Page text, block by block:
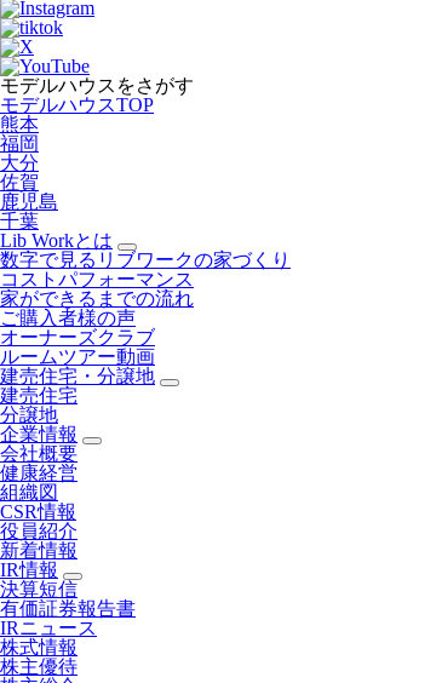
モデルハウスをさがす
モデルハウスTOP
熊本
福岡
大分
佐賀
鹿児島
千葉
Lib Workとは
数字で見るリブワークの家づくり
コストパフォーマンス
家ができるまでの流れ
ご購入者様の声
オーナーズクラブ
ルームツアー動画
建売住宅・分譲地
建売住宅
分譲地
企業情報
会社概要
健康経営
組織図
CSR情報
役員紹介
新着情報
IR情報
決算短信
有価証券報告書
IRニュース
株式情報
株主優待